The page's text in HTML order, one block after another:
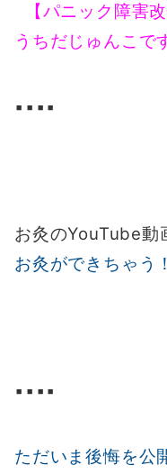
【パニック障害
うちだじゅんこで
▪️▪️▪️▪️
お灸のYouTube動
お灸ができちゃう
▪️▪️▪️▪️
ただいま後悔を公